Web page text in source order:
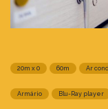
20m x 0 60m Ar
Armário Blu-Ray player